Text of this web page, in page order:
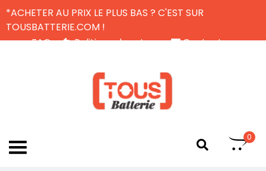
*ACHETER AU PRIX LE PLUS BAS ? C'EST SUR
TOUSBATTERIE.COM !
FAQ
Politique de retour
Contactez-nous
0